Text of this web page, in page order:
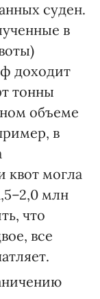
суден.
в
доходит
тонны
объеме
в
квот могла
млн
что
все